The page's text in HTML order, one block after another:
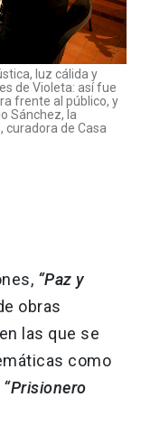
luz cálida y
de Violeta: así fue
frente al público, y
Sánchez, la
curadora de Casa
“Paz y
obras
las que se
como
“Prisionero